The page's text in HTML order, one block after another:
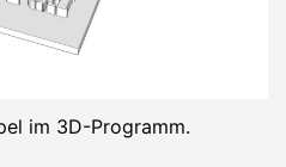
im 3D-Programm.